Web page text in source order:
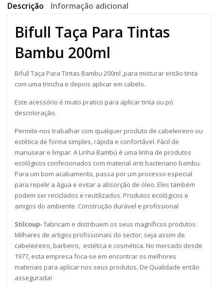
Descrição Informação adicional
Bifull Taça Para Tintas
Bambu 200ml
Bifull Taça Para Tintas Bambu 200ml ,para misturar então tinta
com uma trincha e depois aplicar em cabelo.
Este acessório é muito pratico para aplicar tinta ou pó
descoloração.
Permite-nos trabalhar com qualquer produto de cabeleireiro ou
estética de forma simples, rápida e confortável. Fácil de
manusear e limpar. A Linha Bambú é uma linha de produtos
ecológicos confecionados com material anti bacteriano bambu.
Para um bom acabamento, passa por um processo especial
para repelir a água e evitar a absorção de óleo. Eles também
podem ser reciclados e reutilizados. Produtos ecológicos e
amigos do ambiente. Construção durável e profissional
Stilcoup- fabricam e distribuem os seus magníficos produtos.
Milhares de artigos profissionais do sector, seja assim de
cabeleireiro, barbeiro, estética e cosmética. No mercado desde
1977, esta empresa foca-se em encontrar os melhores
materiais para aplicar nos seus produtos. De Qualidade então
assegurada!